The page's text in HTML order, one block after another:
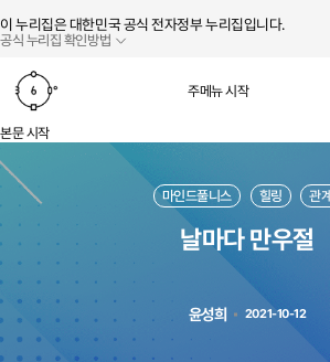
이 누리집은 대한민국 공식 전자정부 누리집입니다.
공식 누리집 확인방법
주메뉴 시작
본문 시작
마인드풀니스 힐링 관계
날마다 만우절
윤성희 2021-10-12